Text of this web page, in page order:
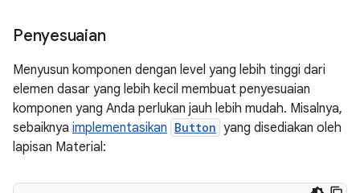
Penyesuaian
Menyusun komponen dengan level yang lebih tinggi dari
elemen dasar yang lebih kecil membuat penyesuaian
komponen yang Anda perlukan jauh lebih mudah. Misalnya,
sebaiknya implementasikan Button yang disediakan oleh
lapisan Material: